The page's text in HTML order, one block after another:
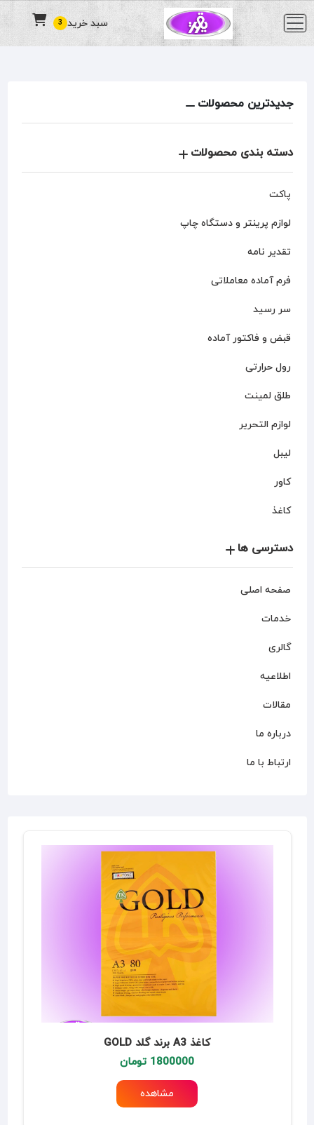
3 سبد خرید
جدیدترین محصولات
دسته بندی محصولات
پاکت
لوازم پرینتر و دستگاه چاپ
تقدیر نامه
فرم آماده معاملاتی
سر رسید
قبض و فاکتور آماده
رول حرارتی
طلق لمینت
لوازم التحریر
لیبل
کاور
کاغذ
دسترسی ها
صفحه اصلی
خدمات
گالری
اطلاعیه
مقالات
درباره ما
ارتباط با ما
کاغذ A3 برند گلد GOLD
1800000 تومان
مشاهده